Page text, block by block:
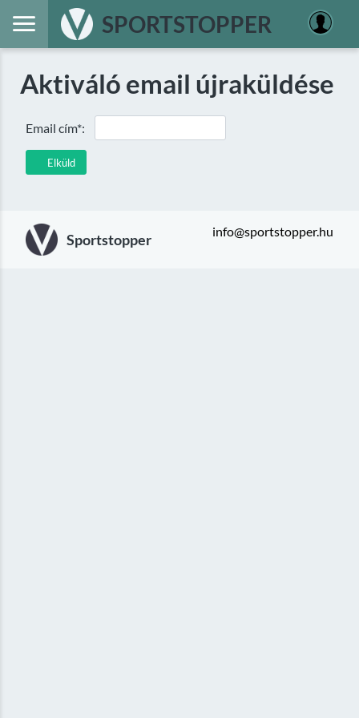
SPORTSTOPPER
Aktiváló email újraküldése
Elküld
Email cím*:
Sportstopper info@sportstopper.hu